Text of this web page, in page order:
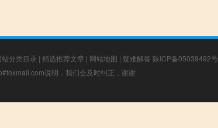
站分类目录 | 精选推荐文章 | 网站地图 | 疑难解答 陕ICP备05039492号
说明，我们会及时纠正，谢谢